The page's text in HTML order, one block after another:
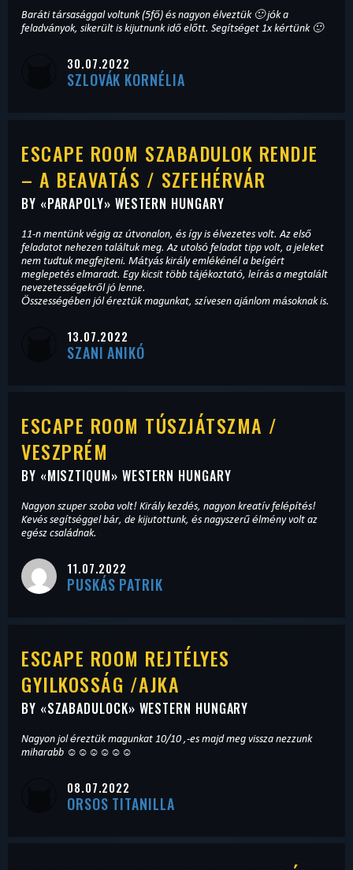
Baráti társasággal voltunk (5fő) és nagyon élveztük 🙂 jók a
feladványok, sikerült is kijutnunk idő előtt. Segítséget 1x kértünk 🙂
30.07.2022
SZLOVÁK KORNÉLIA
ESCAPE ROOM SZABADULOK RENDJE
– A BEAVATÁS / SZFEHÉRVÁR
BY «PARAPOLY» WESTERN HUNGARY
11-n mentünk végig az útvonalon, és így is élvezetes volt. Az első
feladatot nehezen találtuk meg. Az utolsó feladat tipp volt, a jeleket
nem tudtuk megfejteni. Mátyás király emlékénél a beígért
meglepetés elmaradt. Egy kicsit több tájékoztató, leírás a megtalált
nevezetességekről jó lenne.
Összességében jól éreztük magunkat, szívesen ajánlom másoknak is.
13.07.2022
SZANI ANIKÓ
ESCAPE ROOM TÚSZJÁTSZMA /
VESZPRÉM
BY «MISZTIQUM» WESTERN HUNGARY
Nagyon szuper szoba volt! Király kezdés, nagyon kreatív felépítés!
Kevés segítséggel bár, de kijutottunk, és nagyszerű élmény volt az
egész családnak.
11.07.2022
PUSKÁS PATRIK
ESCAPE ROOM REJTÉLYES
GYILKOSSÁG /AJKA
BY «SZABADULOCK» WESTERN HUNGARY
Nagyon jol éreztük magunkat 10/10 ,-es majd meg vissza nezzunk
miharabb ☺️☺️☺️☺️☺️☺️
08.07.2022
ORSOS TITANILLA